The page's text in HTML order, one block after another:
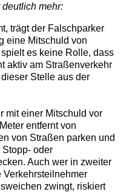
mehr:
trägt der Falschparker
eine Mitschuld von
es keine Rolle, dass
aktiv am Straßenverkehr
Stelle aus der
mit einer Mitschuld vor
entfernt von
von Straßen parken und
oder
Auch wer in zweiter
Verkehrsteilnehmer
zwingt, riskiert